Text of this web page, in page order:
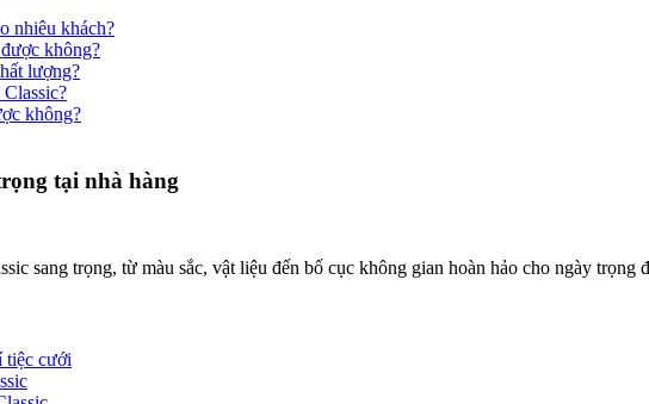
nhiêu khách?
không?
lượng?
không?
tại nhà hàng
sang trọng, từ màu sắc, vật liệu đến bố cục không gian hoàn hảo cho ngày trọng
tiệc cưới